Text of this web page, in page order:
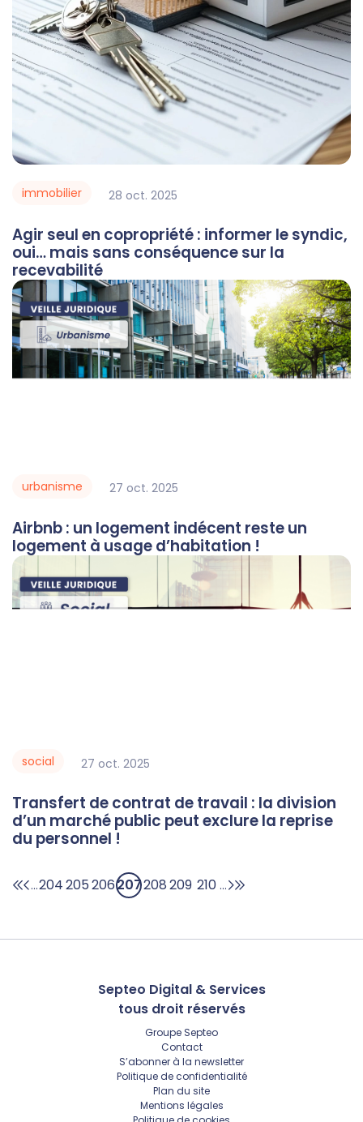
Agir seul en copropriété : informer le syndic,
oui… mais sans conséquence sur la
recevabilité
28 oct. 2025
immobilier
Airbnb : un logement indécent reste un
logement à usage d’habitation !
27 oct. 2025
urbanisme
Transfert de contrat de travail : la division
d’un marché public peut exclure la reprise
du personnel !
27 oct. 2025
social
...204205206207208209 210 ...
Septeo Digital & Services
tous droit réservés
Groupe Septeo
Contact
S’abonner à la newsletter
Politique de confidentialité
Plan du site
Mentions légales